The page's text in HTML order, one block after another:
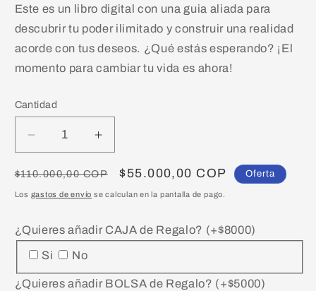
Este es un libro digital con una guia aliada para
descubrir tu poder ilimitado y construir una realidad
acorde con tus deseos. ¿Qué estás esperando? ¡El
momento para cambiar tu vida es ahora!
Cantidad
Reducir
cantidad
para
Ebook:
para
manifestar
el
2025
Aumentar
cantidad
para
Ebook:
para
manifestar
2025
Precio
habitual
$110.000,00 COP
Precio
de
$55.000,00 COP Oferta
Los gastos de envío se calculan en la pantalla de pago.
¿Quieres añadir CAJA de Regalo? (+$8000)
Si No
¿Quieres añadir BOLSA de Regalo? (+$5000)